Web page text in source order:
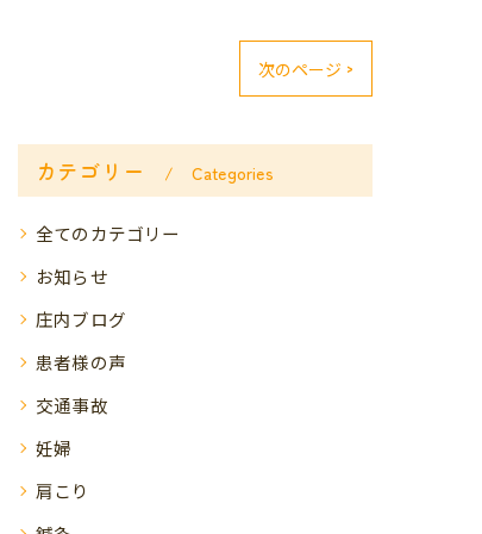
次のページ >
カテゴリー Categories
全てのカテゴリー
お知らせ
庄内ブログ
患者様の声
交通事故
妊婦
肩こり